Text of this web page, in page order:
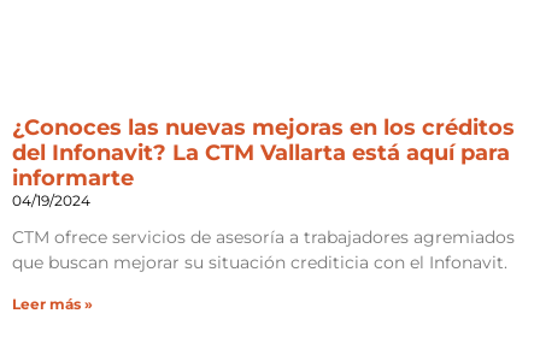
¿Conoces las nuevas mejoras en los créditos
del Infonavit? La CTM Vallarta está aquí para
informarte
04/19/2024
CTM ofrece servicios de asesoría a trabajadores agremiados
que buscan mejorar su situación crediticia con el Infonavit.
Leer más »